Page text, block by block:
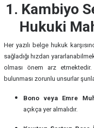
1. Kambiyo
Hukuki
Her yazılı belge hukuk
sağladığı hızdan
olması önem arz etmektedir.
bulunması zorunlu unsurlar
Bono veya Emre
açıkça yer almalıdır.